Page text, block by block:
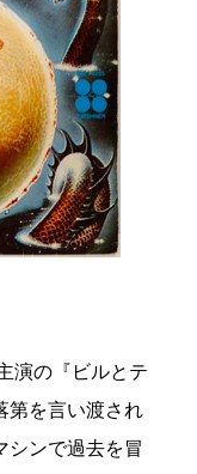
演の『ビルとテ
第を言い渡され
シンで過去を冒